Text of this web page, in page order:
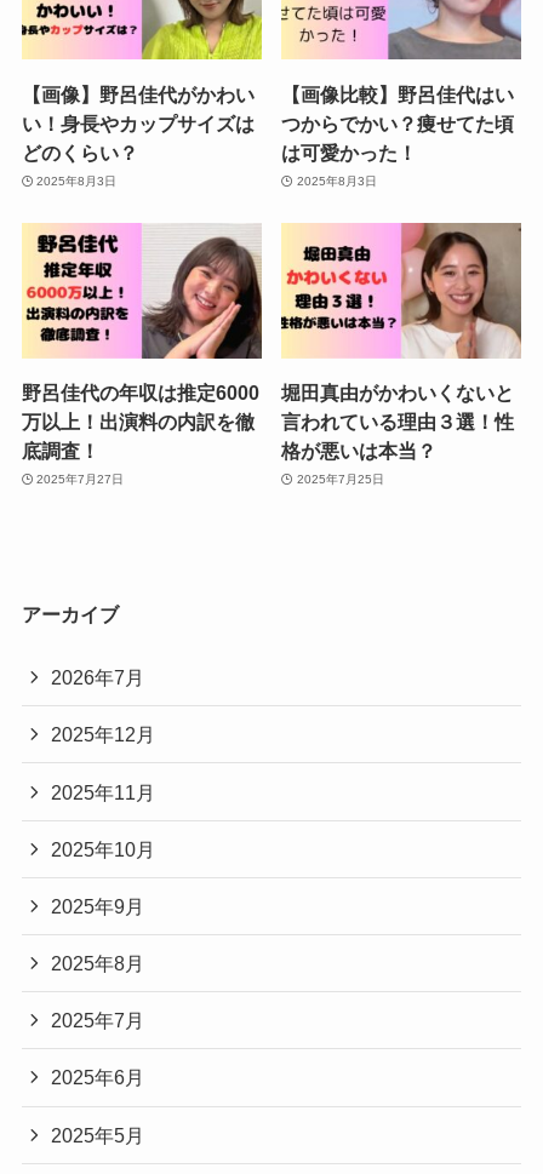
【画像】野呂佳代がかわい
い！身長やカップサイズは
どのくらい？
2025年8月3日
【画像比較】野呂佳代はい
つからでかい？痩せてた頃
は可愛かった！
2025年8月3日
野呂佳代の年収は推定6000
万以上！出演料の内訳を徹
底調査！
2025年7月27日
堀田真由がかわいくないと
言われている理由３選！性
格が悪いは本当？
2025年7月25日
アーカイブ
2026年7月
2025年12月
2025年11月
2025年10月
2025年9月
2025年8月
2025年7月
2025年6月
2025年5月